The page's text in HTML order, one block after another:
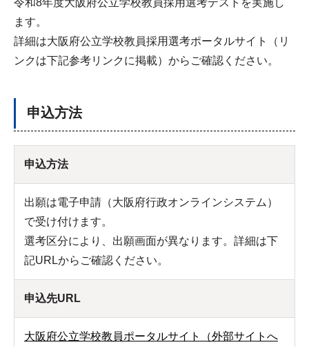
令和8年度大阪府公立学校教員採用選考テストを実施し
ます。
詳細は大阪府公立学校教員採用選考ポータルサイト（リ
ンクは下記参考リンクに掲載）からご確認ください。
申込方法
申込方法
出願は電子申請（大阪府行政オンラインシステム）
で受け付けます。
選考区分により、出願画面が異なります。詳細は下
記URLからご確認ください。
申込先URL
大阪府公立学校教員ポータルサイト（外部サイトへ